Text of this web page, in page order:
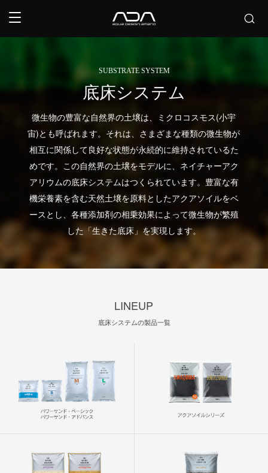
SUBSTRATE SYSTEM
底床システム
微生物の豊富な自然界の土壌は、ミクロコスモス(小宇
宙)とも呼ばれます。それは、さまざまな種類の微生物が
相互に関係して良好な状態が永続的に維持されているた
めです。この自然界の土壌をモデルに、ネイチャーアク
アリウムの底床システムはつくられています。豊富な有
機栄養素を含む天然土壌を原料としたアクアソイルをベ
ースとし、各種添加剤の相乗効果によって微生物が繁殖
した「生きた底床」を実現します。
LINEUP
底床システムの製品一覧